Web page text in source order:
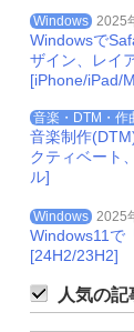
Windows 2025
Windowsで
ザイン、レイ
[iPhone/iPad/
音楽・DTM・作
音楽制作
クティベート
ル]
Windows 2025
Windows11で
[24H2/23H2]
人気の